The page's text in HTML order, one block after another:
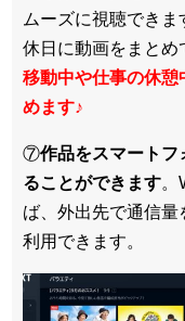
ムーズに視聴できま
休日に動画をまとめ
移動中や仕事の休憩
めます♪
⑦作品をスマートフ
ることができます。
ば、外出先で通信量
利用できます。